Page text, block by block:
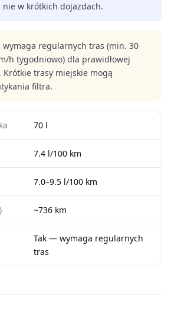
w krótkich dojazdach.
wymaga regularnych tras (min. 30
h tygodniowo) dla prawidłowej
Krótkie trasy miejskie mogą
filtra.
70 l
7.4 l/100 km
7.0–9.5 l/100 km
~736 km
Tak — wymaga regularnych
tras